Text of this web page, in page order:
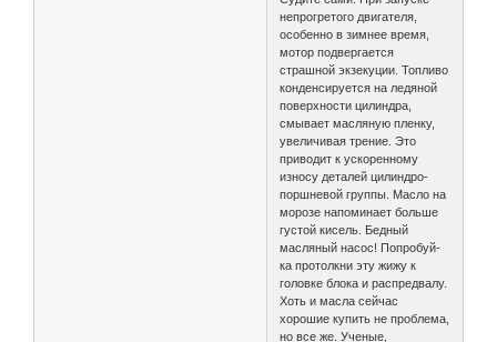
непрогретого двигателя,
особенно в зимнее время,
мотор подвергается
страшной экзекуции. Топливо
конденсируется на ледяной
поверхности цилиндра,
смывает масляную пленку,
увеличивая трение. Это
приводит к ускоренному
износу деталей цилиндро-
поршневой группы. Масло на
морозе напоминает больше
густой кисель. Бедный
масляный насос! Попробуй-
ка протолкни эту жижу к
головке блока и распредвалу.
Хоть и масла сейчас
хорошие купить не проблема,
но все же. Ученые,